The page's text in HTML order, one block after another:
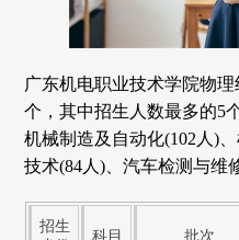
广东机电职业技术学院物
个，其中招生人数最多的5
机械制造及自动化(102人)
技术(84人)、汽车检测与维
招生
科目 批次